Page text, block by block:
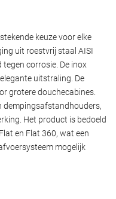
keuze voor elke
uit roestvrij staal AISI
corrosie. De inox
uitstraling. De
grotere douchecabines.
dempingsafstandhouders,
Het product is bedoeld
en Flat 360, wat een
mogelijk